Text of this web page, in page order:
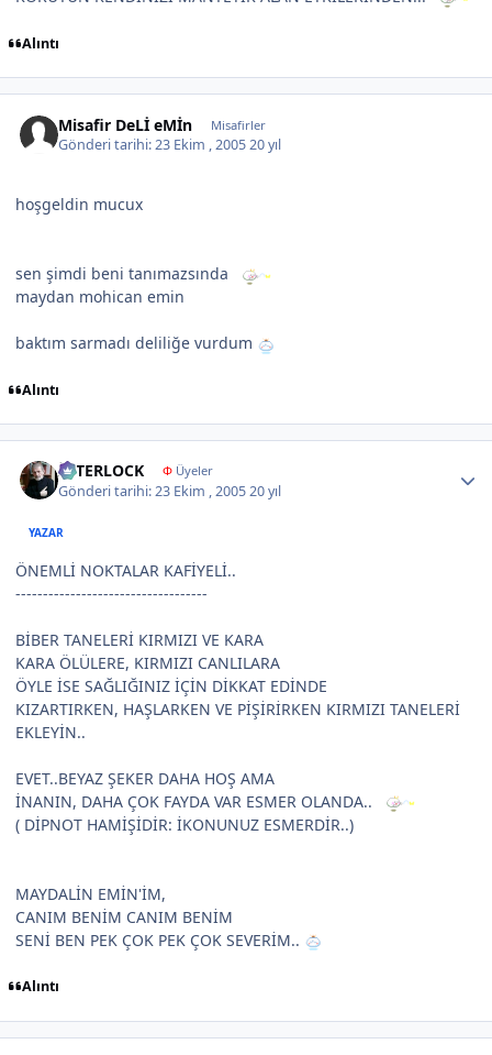
Alıntı
Misafir DeLİ eMİn Misafirler
Gönderi tarihi:23 Ekim , 200520 yıl
hoşgeldin mucux
sen şimdi beni tanımazsında
maydan mohican emin
baktım sarmadı deliliğe vurdum
Alıntı
İNTERLOCK ΦÜyeler
Gönderi tarihi:23 Ekim , 200520 yıl
YAZAR
ÖNEMLİ NOKTALAR KAFİYELİ..
-----------------------------------
BİBER TANELERİ KIRMIZI VE KARA
KARA ÖLÜLERE, KIRMIZI CANLILARA
ÖYLE İSE SAĞLIĞINIZ İÇİN DİKKAT EDİNDE
KIZARTIRKEN, HAŞLARKEN VE PİŞİRİRKEN KIRMIZI TANELERİ
EKLEYİN..
EVET..BEYAZ ŞEKER DAHA HOŞ AMA
İNANIN, DAHA ÇOK FAYDA VAR ESMER OLANDA..
( DİPNOT HAMİŞİDİR: İKONUNUZ ESMERDİR..)
MAYDALİN EMİN'İM,
CANIM BENİM CANIM BENİM
SENİ BEN PEK ÇOK PEK ÇOK SEVERİM..
Alıntı